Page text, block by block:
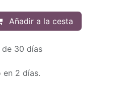
Añadir a la cesta
30 días
en 2 días.